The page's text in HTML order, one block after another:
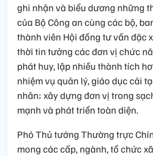
ghi nhận và biểu dương những
của Bộ Công an cùng các bộ,
thành viên Hội đồng tư vấn đặc
thời tin tưởng các đơn vị chức
phát huy, lập nhiều thành tích
nhiệm vụ quản lý, giáo dục cải
nhân; xây dựng đơn vị trong
mạnh và phát triển toàn diện.
Phó Thủ tướng Thường trực
mong các cấp, ngành, tổ chức